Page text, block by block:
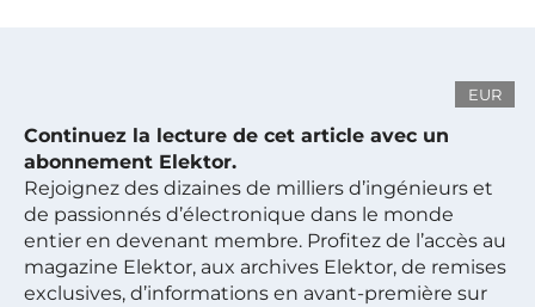
EUR
Continuez la lecture de cet article avec un
abonnement Elektor.
Rejoignez des dizaines de milliers d’ingénieurs et
de passionnés d’électronique dans le monde
entier en devenant membre. Profitez de l’accès au
magazine Elektor, aux archives Elektor, de remises
exclusives, d’informations en avant-première sur